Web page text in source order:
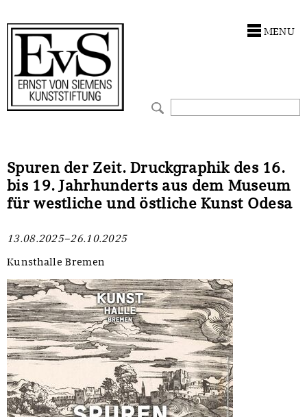
MENU
Spuren der Zeit. Druckgraphik des 16.
bis 19. Jahrhunderts aus dem Museum
für westliche und östliche Kunst Odesa
13.08.2025–26.10.2025
Kunsthalle Bremen
Förderphilosophie
Gremien
Presse und Neuigkeiten
Ankauf
Restaurierungen
Werkverzeichnisse
Zwischenfinanzierung